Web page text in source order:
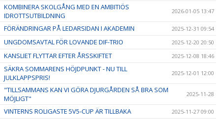
KOMBINERA SKOLGÅNG MED EN AMBITIÖS
IDROTTSUTBILDNING
2026-01-05 13:47
FÖRÄNDRINGAR PÅ LEDARSIDAN I AKADEMIN 2025-12-31 09:54
UNGDOMSAVTAL FÖR LOVANDE DIF-TRIO 2025-12-20 20:50
KANSLIET FLYTTAR EFTER ÅRSSKIFTET 2025-12-08 18:46
SÄKRA SOMMARENS HÖJDPUNKT - NU TILL
JULKLAPPSPRIS!
2025-12-01 12:00
"TILLSAMMANS KAN VI GÖRA DJURGÅRDEN SÅ BRA SOM
MÖJLIGT"
2025-11-28
VINTERNS ROLIGASTE 5V5-CUP ÄR TILLBAKA 2025-11-27 09:00